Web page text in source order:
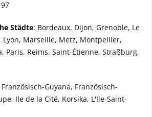
97
Städte: Bordeaux, Dijon, Grenoble, Le
Lyon, Marseille, Metz, Montpellier,
Paris, Reims, Saint-Étienne, Straßburg,
Französisch-Guyana, Französisch-
Ile de la Cité, Korsika, L'Ile-Saint-